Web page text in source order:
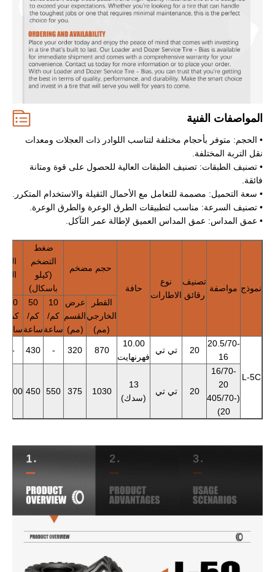
المواصفات الفنية
• الحجم: متوفر بأحجام مختلفة لتناسب اللوادر ذات العجلات ومعدات
نقل التربة المختلفة.
• تصنيف الطبقات: تصنيف الطبقات العالية للحصول على قوة ومتانة
فائقة.
• سعة التحميل: مصممة للتعامل مع الأحمال الثقيلة والاستخدام المتكرر.
• تصنيف السرعة: مناسب لتطبيقات الطرق الوعرة والطرق الوعرة.
• عمق المداس: عمق المداس العميق لإطالة عمر التآكل.
نموذج مواصفة
تصنيف
رقائق
نوع
الاطارات
حافة
حجم مضخم
ضغط
التضخم
(كيلو
باسكال)
القطر
الخارجي
(مم)
عرض
القسم
(مم)
10
كم/
ساعة
50
كم/
ساعة
10
كم/
ساعة
L-5C
20.5/70-
16
20 تي تي
10.00
فهرنهايت
870
320
-
430
-
16/70-
20
(405/70-
20)
20 تي تي
13
(سدك)
1030
375
550
450
5600